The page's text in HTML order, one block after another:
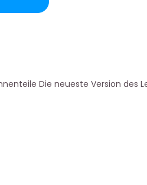
Die neueste Version des